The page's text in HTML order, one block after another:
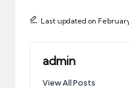
Last updated on February
admin
View All Posts